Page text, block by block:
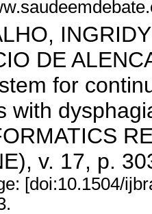
DE
for
with
v. 17, p.
[doi:10.1504/